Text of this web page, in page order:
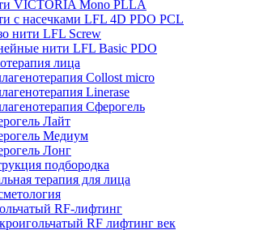
VICTORIA Mono PLLA
с насечками LFL 4D PDO PCL
нити LFL Screw
нити LFL Basic PDO
лица
Collost micro
Linerase
Сферогель
Лайт
Медиум
Лонг
подбородка
терапия для лица
RF-лифтинг
RF лифтинг век